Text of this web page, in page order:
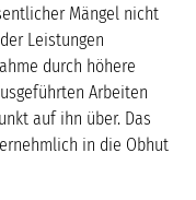
Mängel nicht
Leistungen
durch höhere
Arbeiten
auf ihn über. Das
in die Obhut